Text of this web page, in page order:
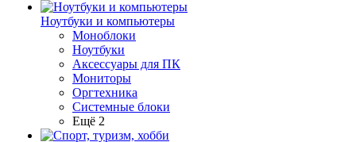
Ноутбуки и компьютеры
Моноблоки
Ноутбуки
Аксессуары для ПК
Мониторы
Оргтехника
Системные блоки
Ещё 2